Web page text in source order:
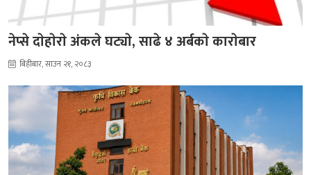
नेप्से दाेहाेराे अंकले घट्याे, साढे ४ अर्बकाे काराेबार
बिहीबार, साउन २१, २०८३